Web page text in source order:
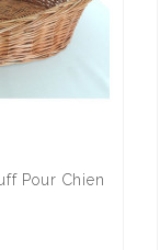
Pour Chien